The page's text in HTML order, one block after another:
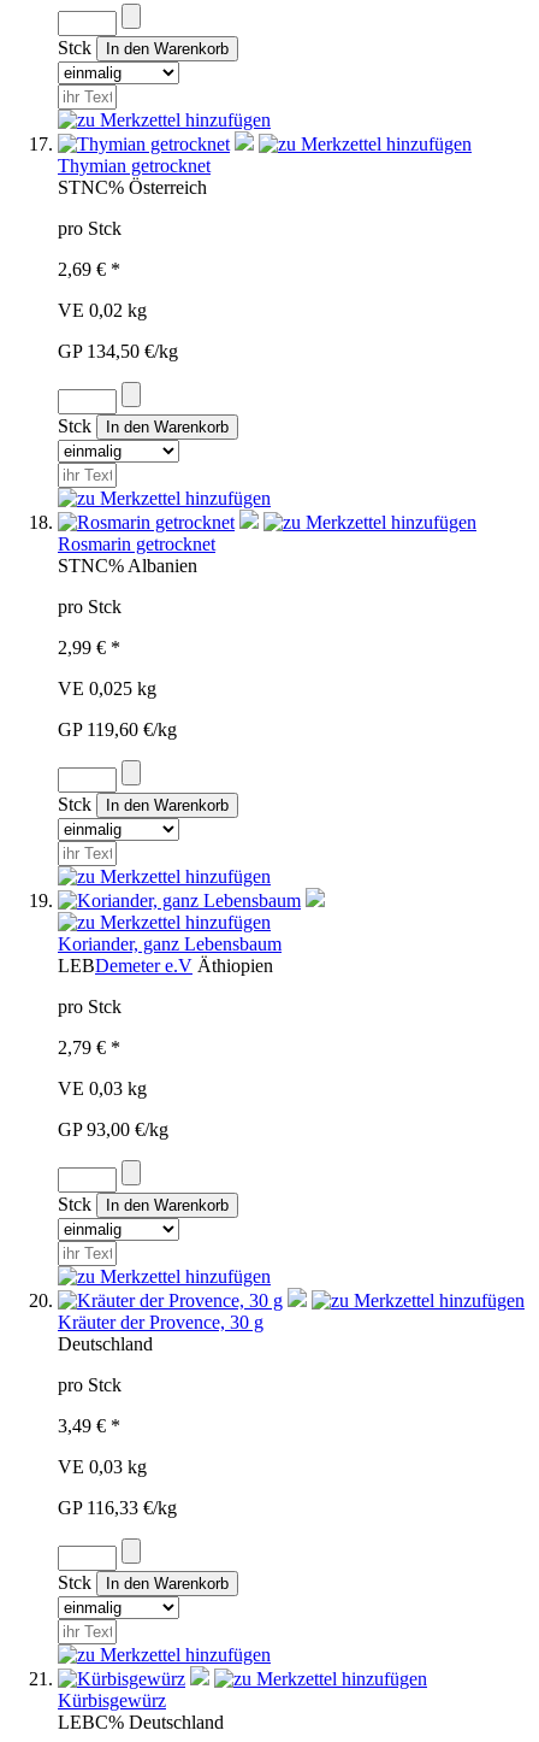
Stck
Thymian getrocknet
STNC% Österreich
pro Stck
2,69 € *
VE 0,02 kg
GP 134,50 €/kg
Stck
Rosmarin getrocknet
STNC%Albanien
pro Stck
2,99 € *
VE 0,025 kg
GP 119,60 €/kg
Stck
Koriander, ganz Lebensbaum
LEBDemeter e.V Äthiopien
pro Stck
2,79 € *
VE 0,03 kg
GP 93,00 €/kg
Stck
Kräuter der Provence, 30 g
Deutschland
pro Stck
3,49 € *
VE 0,03 kg
GP 116,33 €/kg
Stck
Kürbisgewürz
LEBC% Deutschland